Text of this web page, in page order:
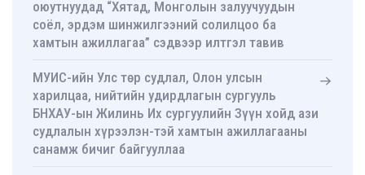
оюутнуудад “Хятад, Монголын залуучуудын
соёл, эрдэм шинжилгээний солилцоо ба
хамтын ажиллагаа” сэдвээр илтгэл тавив
МУИС-ийн Улс төр судлал, Олон улсын
харилцаа, нийтийн удирдлагын сургууль
БНХАУ-ын Жилинь Их сургуулийн Зүүн хойд ази
судлалын хүрээлэн-тэй хамтын ажиллагааны
санамж бичиг байгууллаа